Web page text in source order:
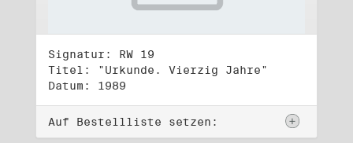
Signatur: RW 19
Titel: "Urkunde. Vierzig Jahre"
Datum: 1989
Auf Bestellliste setzen: